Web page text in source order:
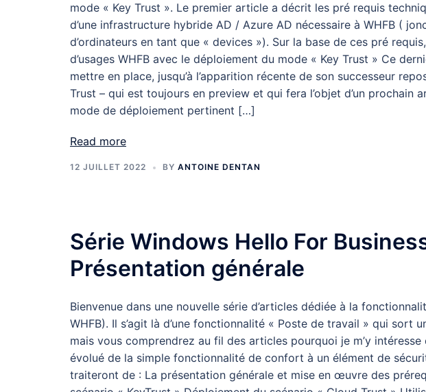
mode « Key Trust ». Le premier article a décrit les pré requis
d’une infrastructure hybride AD / Azure AD nécessaire à WHFB (
d’ordinateurs en tant que « devices »). Sur la base de ces pré
d’usages WHFB avec le déploiement du mode « Key Trust » Ce
mettre en place, jusqu’à l’apparition récente de son successeur
Trust – qui est toujours en preview et qui fera l’objet d’un prochain
mode de déploiement pertinent […]
Read more
12 JUILLET 2022 BY ANTOINE DENTAN
Série Windows Hello For
Présentation générale
Bienvenue dans une nouvelle série d’articles dédiée à la
WHFB). Il s’agit là d’une fonctionnalité « Poste de travail » qui sort
mais vous comprendrez au fil des articles pourquoi je m’y
évolué de la simple fonctionnalité de confort à un élément de
traiteront de : La présentation générale et mise en œuvre des